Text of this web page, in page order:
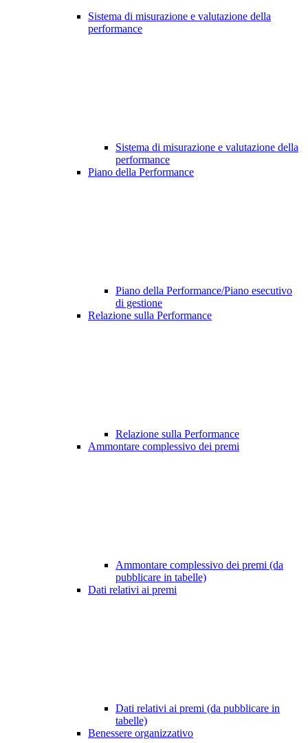
Sistema di misurazione e valutazione della
performance
Sistema di misurazione e valutazione della
performance
Piano della Performance
Piano della Performance/Piano esecutivo
di gestione
Relazione sulla Performance
Relazione sulla Performance
Ammontare complessivo dei premi
Ammontare complessivo dei premi (da
pubblicare in tabelle)
Dati relativi ai premi
Dati relativi ai premi (da pubblicare in
tabelle)
Benessere organizzativo